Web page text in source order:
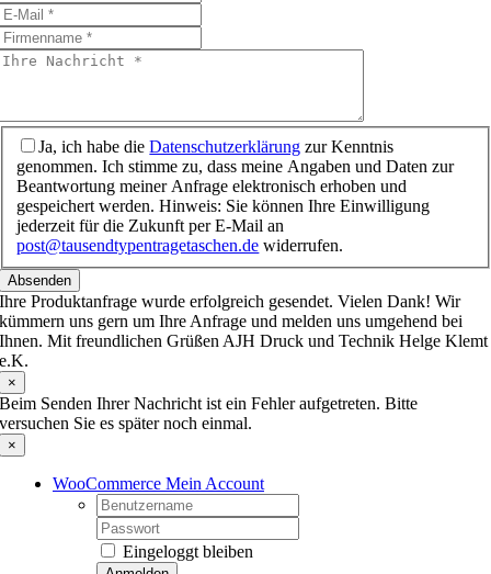
Ja, ich habe dieDatenschutzerklärung zur Kenntnis
genommen. Ich stimme zu, dass meine Angaben und Daten zur
Beantwortung meiner Anfrage elektronisch erhoben und
gespeichert werden. Hinweis: Sie können Ihre Einwilligung
jederzeit für die Zukunft per E-Mail an
post@tausendtypentragetaschen.de widerrufen.
Absenden
Ihre Produktanfrage wurde erfolgreich gesendet. Vielen Dank! Wir
kümmern uns gern um Ihre Anfrage und melden uns umgehend bei
Ihnen. Mit freundlichen Grüßen AJH Druck und Technik Helge Klemt
e.K.
×
Beim Senden Ihrer Nachricht ist ein Fehler aufgetreten. Bitte
versuchen Sie es später noch einmal.
×
WooCommerce Mein Account
Username:
Password:
Eingeloggt bleiben